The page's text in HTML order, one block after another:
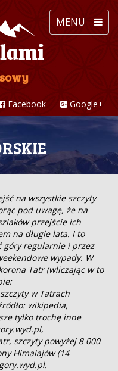
MENU Toggle
Facebook Google+
na wszystkie szczyty
pod uwagę, że na
przejście ich
na długie lata. I to
góry regularnie i przez
wypady. W
Tatr (wliczając w to
w Tatrach
wikipedia,
tylko trochę inne
szczyty powyżej 8 000
Himalajów (14